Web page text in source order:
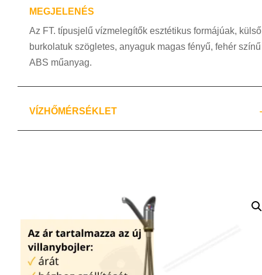
MEGJELENÉS
Az FT. típusjelű vízmelegítők esztétikus formájúak, külső
burkolatuk szögletes, anyaguk magas fényű, fehér színű
ABS műanyag.
VÍZHŐMÉRSÉKLET